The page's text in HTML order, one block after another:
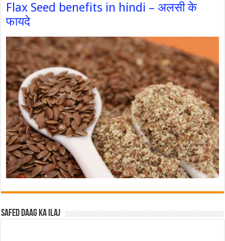
Flax Seed benefits in hindi – अलसी के
फायदे
Safed Daag ka ilaj